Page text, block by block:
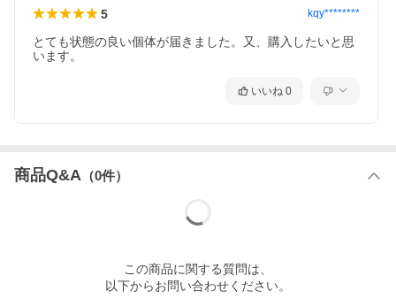
5 kqy********
とても状態の良い個体が届きました。又、購入したいと思
います。
いいね 0
商品Q&A （0件）
この商品に関する質問は、
以下からお問い合わせください。